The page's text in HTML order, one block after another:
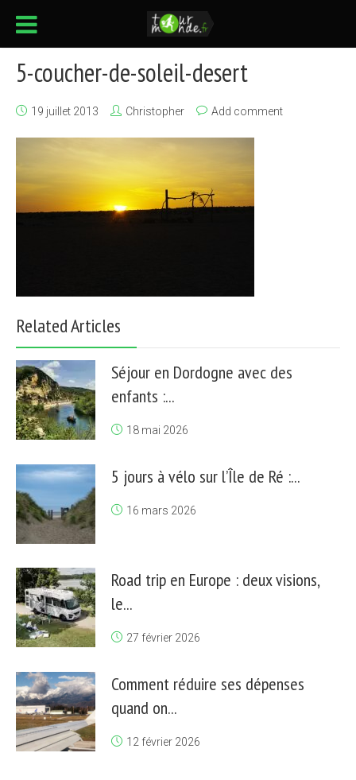
5-coucher-de-soleil-desert
19 juillet 2013 Christopher Add comment
Related Articles
Séjour en Dordogne avec des
enfants :...
18 mai 2026
5 jours à vélo sur l’Île de Ré :...
16 mars 2026
Road trip en Europe : deux visions,
le...
27 février 2026
Comment réduire ses dépenses
quand on...
12 février 2026